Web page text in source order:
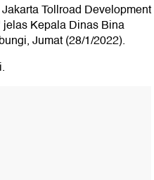
Tollroad Development
Kepala Dinas Bina
Jumat (28/1/2022).